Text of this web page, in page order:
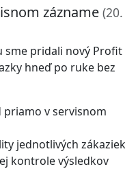
zázname (20.
sme pridali nový Profit
hneď po ruke bez
priamo v servisnom
jednotlivých zákaziek
kontrole výsledkov